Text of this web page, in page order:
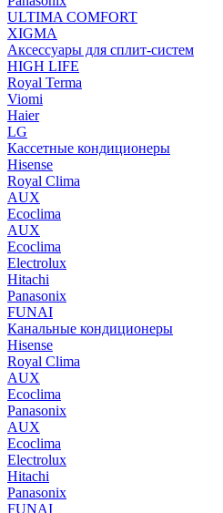
ULTIMA COMFORT
XIGMA
Аксессуары для сплит-систем
HIGH LIFE
Royal Terma
Viomi
Haier
LG
Кассетные кондиционеры
Hisense
Royal Clima
AUX
Ecoclima
AUX
Ecoclima
Electrolux
Hitachi
Panasonix
FUNAI
Канальные кондиционеры
Hisense
Royal Clima
AUX
Ecoclima
Panasonix
AUX
Ecoclima
Electrolux
Hitachi
Panasonix
FUNAI